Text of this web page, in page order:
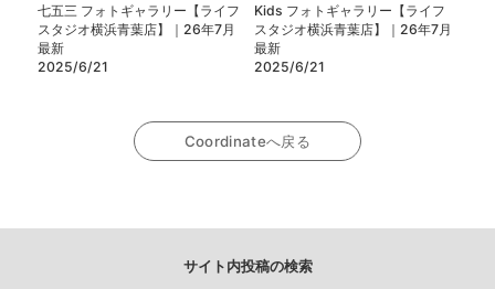
七五三 フォトギャラリー【ライフ
スタジオ横浜青葉店】｜26年7月
最新
2025/6/21
Kids フォトギャラリー【ライフ
スタジオ横浜青葉店】｜26年7月
最新
2025/6/21
Coordinateへ戻る
サイト内投稿の検索